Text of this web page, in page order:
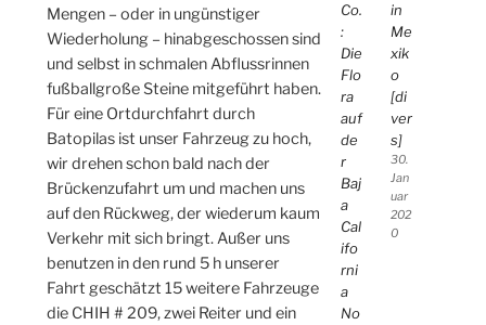
Mengen – oder in ungünstiger
Wiederholung – hinabgeschossen sind
und selbst in schmalen Abflussrinnen
fußballgroße Steine mitgeführt haben.
Für eine Ortdurchfahrt durch
Batopilas ist unser Fahrzeug zu hoch,
wir drehen schon bald nach der
Brückenzufahrt um und machen uns
auf den Rückweg, der wiederum kaum
Verkehr mit sich bringt. Außer uns
benutzen in den rund 5 h unserer
Fahrt geschätzt 15 weitere Fahrzeuge
die CHIH # 209, zwei Reiter und ein
Co.
:
Die
Flo
ra
auf
de
r
Baj
a
Cal
ifo
rni
a
No
in
Me
xik
o
[di
ver
s]
30.
Jan
uar
202
0